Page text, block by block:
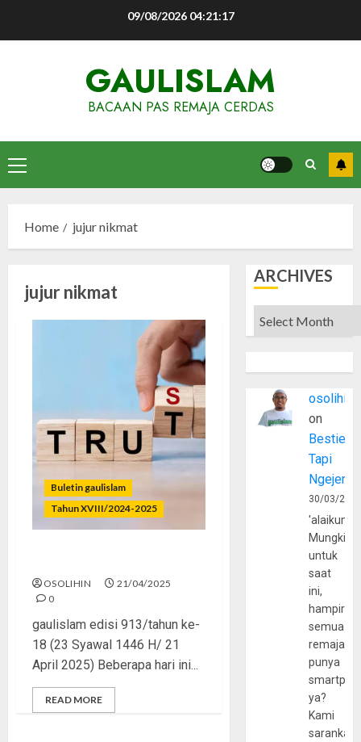
09/08/2026 04:21:17
GAULISLAM
BACAAN PAS REMAJA CERDAS
Primary
Menu
Home jujur nikmat
jujur nikmat
Buletin gaulislam
Tahun XVIII/2024-2025
OSOLIHIN
21/04/2025
0
gaulislam edisi 913/tahun ke-
18 (23 Syawal 1446 H/ 21
April 2025) Beberapa hari ini...
READ MORE
ARCHIVES
Archives
osolihin
on
Bestie
Tapi
30/03/
Mungkin
untuk
saat
ini,
hampir
semua
remaja
punya
ya?
Kami
sarankan,